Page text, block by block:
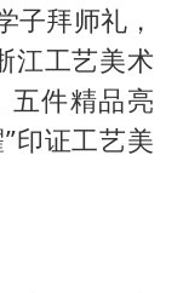
子拜师礼，
江工艺美术
五件精品亮
印证工艺美